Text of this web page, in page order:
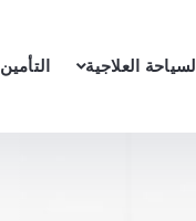
السياحة العلاجية التأمين